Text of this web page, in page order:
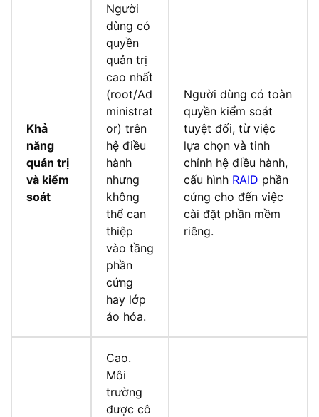
Khả
năng
quản trị
và kiểm
soát
Người
dùng có
quyền
quản trị
cao nhất
(root/Ad
ministrat
or) trên
hệ điều
hành
nhưng
không
thể can
thiệp
vào tầng
phần
cứng
hay lớp
ảo hóa.
Người dùng có toàn
quyền kiểm soát
tuyệt đối, từ việc
lựa chọn và tinh
chỉnh hệ điều hành,
cấu hình RAID phần
cứng cho đến việc
cài đặt phần mềm
riêng.
Cao.
Môi
trường
được cô